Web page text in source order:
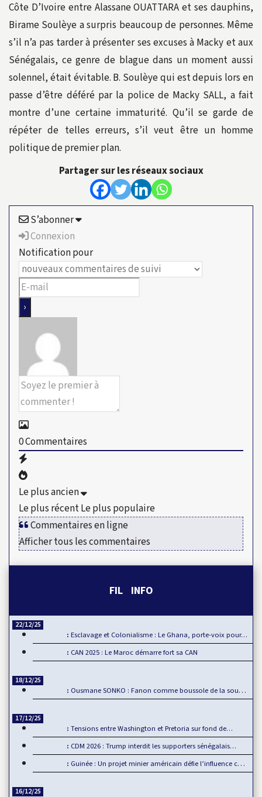
Côte D’Ivoire entre Alassane OUATTARA et ses dauphins,
Birame Soulèye a surpris beaucoup de personnes. Même
s’il n’a pas tarder à présenter ses excuses à Macky et aux
Sénégalais, ce genre de blague dans un moment aussi
solennel, était évitable. B. Soulèye qui est depuis lors en
passe d’être déféré par la police de Macky SALL, a fait
montre d’une certaine immaturité. Qu’il se garde de
répéter de telles erreurs, s’il veut être un homme
politique de premier plan.
Partager sur les réseaux sociaux
S’abonner
Connexion
Notification pour
0Commentaires
Le plus ancien
Le plus récentLe plus populaire
Commentaires en ligne
Afficher tous les commentaires
FIL INFO
22/12/25
Esclavage et Colonialisme : Le Ghana, porte-voix pour…
CAN 2025 : Le Maroc démarre fort sa CAN
18/12/25
Ousmane SONKO : Fanon comme boussole de la souveraineté…
17/12/25
Tensions entre Washington et Pretoria sur fond de…
CDM 2026 : Trump interdit les supporters sénégalais…
Guinée : Un projet minier américain défie l’influence chinoise
16/12/25